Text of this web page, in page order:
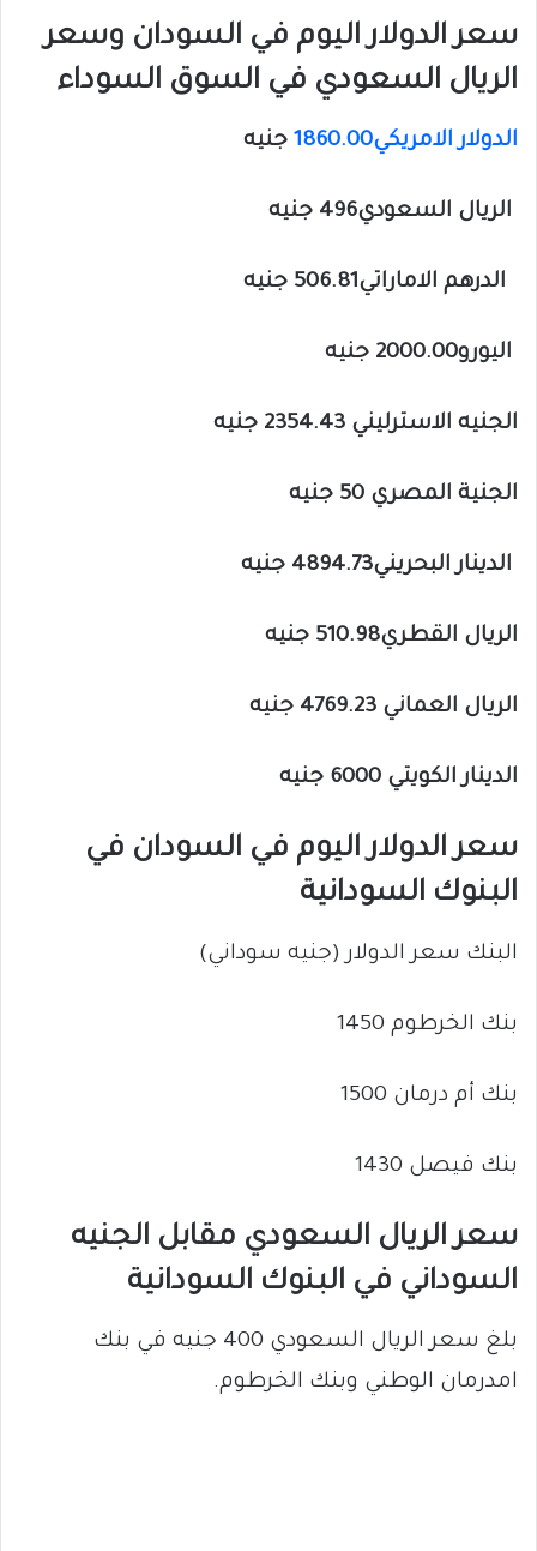
سعر الدولار اليوم في السودان وسعر
الريال السعودي في السوق السوداء
الدولار الامريكي1860.00 جنيه
الريال السعودي496 جنيه
الدرهم الاماراتي506.81 جنيه
اليورو2000.00 جنيه
الجنيه الاسترليني 2354.43 جنيه
الجنية المصري 50 جنيه
الدينار البحريني4894.73 جنيه
الريال القطري510.98 جنيه
الريال العماني 4769.23 جنيه
الدينار الكويتي 6000 جنيه
سعر الدولار اليوم في السودان في
البنوك السودانية
البنك سعر الدولار (جنيه سوداني)
بنك الخرطوم 1450
بنك أم درمان 1500
بنك فيصل 1430
سعر الريال السعودي مقابل الجنيه
السوداني في البنوك السودانية
بلغ سعر الريال السعودي 400 جنيه في بنك
امدرمان الوطني وبنك الخرطوم.